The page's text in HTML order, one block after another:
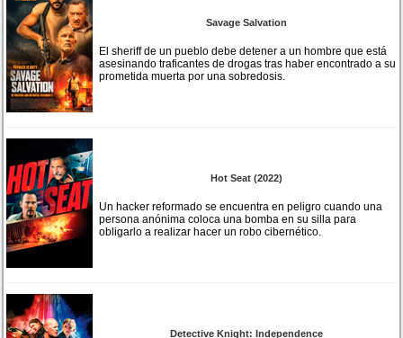
Savage Salvation
El sheriff de un pueblo debe detener a un hombre que está
asesinando traficantes de drogas tras haber encontrado a su
prometida muerta por una sobredosis.
Hot Seat (2022)
Un hacker reformado se encuentra en peligro cuando una
persona anónima coloca una bomba en su silla para
obligarlo a realizar hacer un robo cibernético.
Detective Knight: Independence